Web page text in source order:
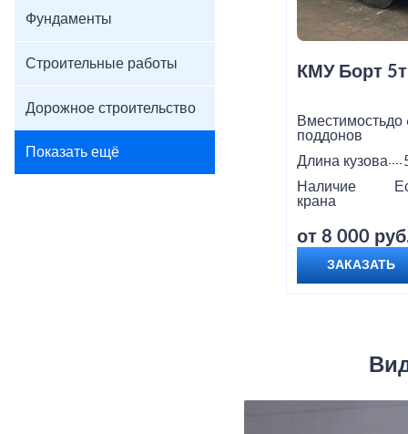
Фундаменты
Строительные работы
Дорожное строительство
Показать ещё
КМУ Борт 5т
Вместимость
поддонов
до
Длина кузова
Наличие
крана
от 8 000
ЗАКАЗАТЬ